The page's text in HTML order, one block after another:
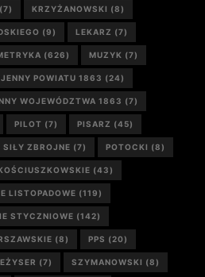
(7) KRZYŻANOWSKI (8)
(9) LEKARZ (7)
(626) MUZYK (7)
POWIATU 1863 (24)
WOJEWÓDZTWA 1863 (7)
PILOT (7) PISARZ (45)
SIŁY ZBROJNE (7) POTOCKI (8)
(43)
LISTOPADOWE (119)
STYCZNIOWE (142)
(8) PPS (20)
(7) SZYMANOWSKI (8)